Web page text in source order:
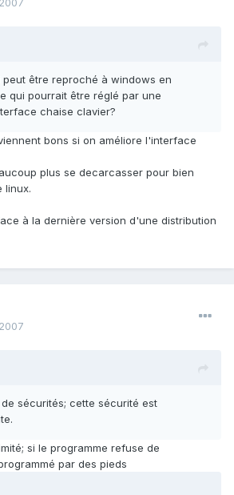
peut être reproché à windows en
qui pourrait être réglé par une
chaise clavier?
bons si on améliore l'interface
plus se decarcasser pour bien
linux.
à la dernière version d'une distribution
sécurités; cette sécurité est
si le programme refuse de
par des pieds